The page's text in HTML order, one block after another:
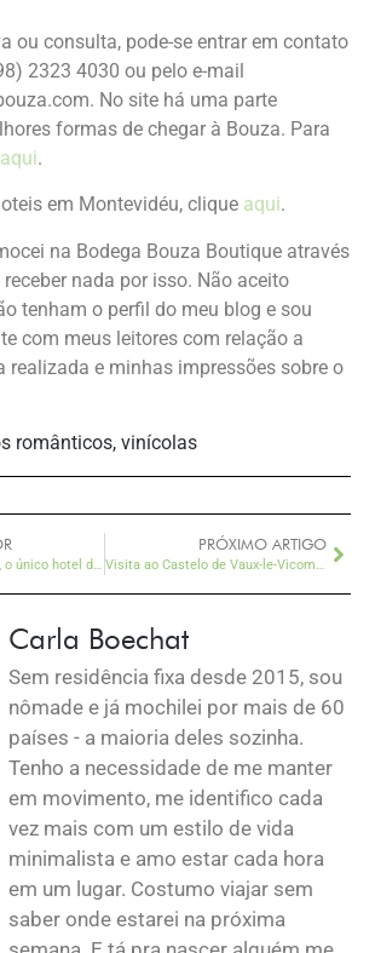
ou consulta, pode-se entrar em contato
2323 4030 ou pelo e-mail
No site há uma parte
formas de chegar à Bouza. Para
aqui.
em Montevidéu, clique aqui.
na Bodega Bouza Boutique através
nada por isso. Não aceito
tenham o perfil do meu blog e sou
com meus leitores com relação a
realizada e minhas impressões sobre o
românticos, vinícolas
My Suites Boutique, o único hotel de vinho do Uruguai
PRÓXIMO ARTIGO
Visita ao Castelo de Vaux-le-Vicomte, a uma horinha de Paris
Carla Boechat
Sem residência fixa desde 2015, sou
nômade e já mochilei por mais de 60
países - a maioria deles sozinha.
Tenho a necessidade de me manter
em movimento, me identifico cada
vez mais com um estilo de vida
minimalista e amo estar cada hora
em um lugar. Costumo viajar sem
saber onde estarei na próxima